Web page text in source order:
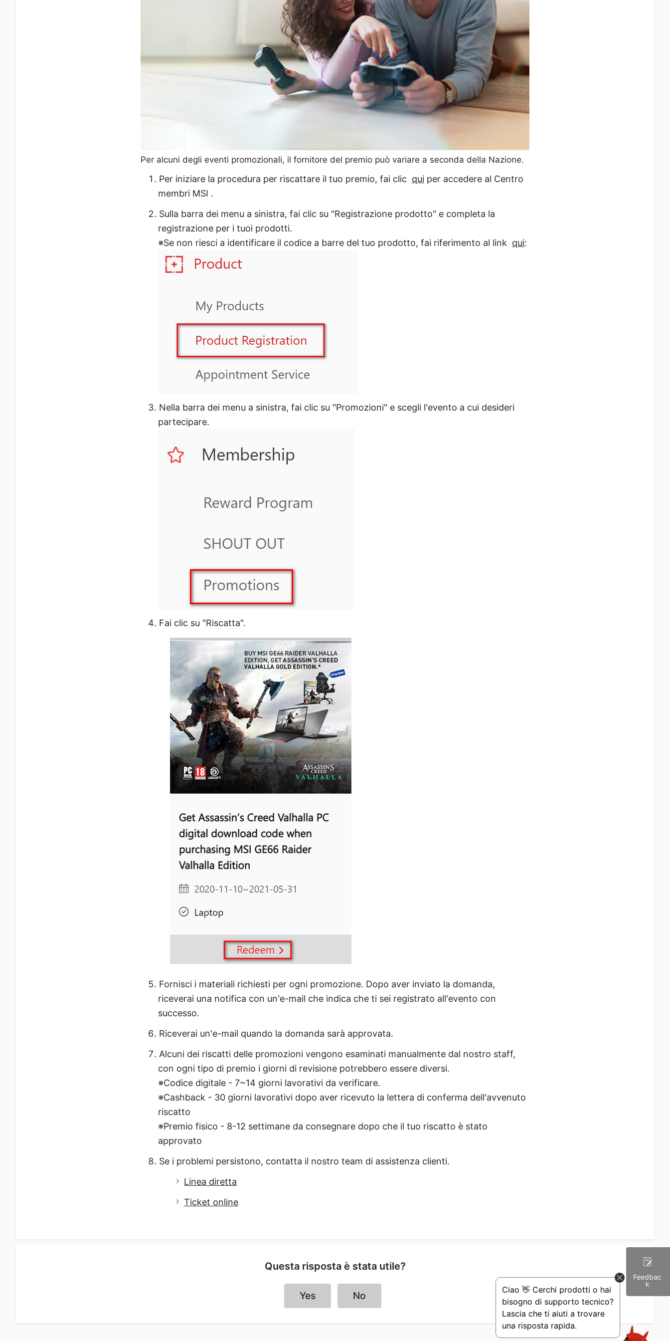
Per alcuni degli eventi promozionali, il fornitore del premio può variare a seconda della Nazione.
Per iniziare la procedura per riscattare il tuo premio, fai clic qui per accedere al Centro
membri MSI .
Sulla barra dei menu a sinistra, fai clic su "Registrazione prodotto" e completa la
registrazione per i tuoi prodotti.
※Se non riesci a identificare il codice a barre del tuo prodotto, fai riferimento al link qui:
Nella barra dei menu a sinistra, fai clic su "Promozioni" e scegli l'evento a cui desideri
partecipare.
Fai clic su "Riscatta".
Fornisci i materiali richiesti per ogni promozione. Dopo aver inviato la domanda,
riceverai una notifica con un'e-mail che indica che ti sei registrato all'evento con
successo.
Riceverai un'e-mail quando la domanda sarà approvata.
Alcuni dei riscatti delle promozioni vengono esaminati manualmente dal nostro staff,
con ogni tipo di premio i giorni di revisione potrebbero essere diversi.
※Codice digitale - 7~14 giorni lavorativi da verificare.
※Cashback - 30 giorni lavorativi dopo aver ricevuto la lettera di conferma dell'avvenuto
riscatto
※Premio fisico - 8-12 settimane da consegnare dopo che il tuo riscatto è stato
approvato
Se i problemi persistono, contatta il nostro team di assistenza clienti.
Linea diretta
Ticket online
Questa risposta è stata utile?
Yes No
Survey
Feedbac
k